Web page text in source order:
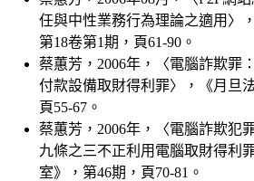
任與中性業務行為理論之適用〉
第18卷第1期，頁61-90。
蔡蕙芳，2006年，〈電腦詐欺罪
付款設備取財得利罪〉，《月旦
頁55-67。
蔡蕙芳，2006年，〈電腦詐欺犯
九條之三不正利用電腦取財得利
室》，第46期，頁70-81。